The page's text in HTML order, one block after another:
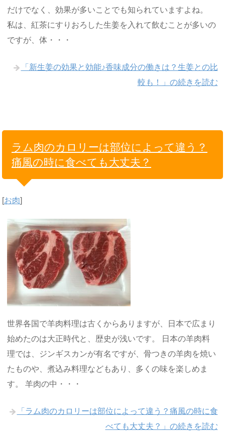
だけでなく、効果が多いことでも知られていますよね。
私は、紅茶にすりおろした生姜を入れて飲むことが多いの
ですが、体・・・
「新生姜の効果と効能♪香味成分の働きは？生姜との比
較も！」の続きを読む
ラム肉のカロリーは部位によって違う？
痛風の時に食べても大丈夫？
[お肉]
世界各国で羊肉料理は古くからありますが、日本で広まり
始めたのは大正時代と、歴史が浅いです。 日本の羊肉料
理では、ジンギスカンが有名ですが、骨つきの羊肉を焼い
たものや、煮込み料理などもあり、多くの味を楽しめま
す。 羊肉の中・・・
「ラム肉のカロリーは部位によって違う？痛風の時に食
べても大丈夫？」の続きを読む